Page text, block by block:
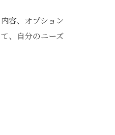
容、オプション
、自分のニーズ